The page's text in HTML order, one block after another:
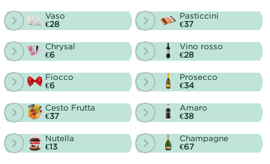
Vaso
€28
Chrysal
€6
Fiocco
€6
Cesto Frutta
€37
Nutella
€13
Pasticcini
€37
Vino rosso
€28
Prosecco
€34
Amaro
€38
Champagne
€67